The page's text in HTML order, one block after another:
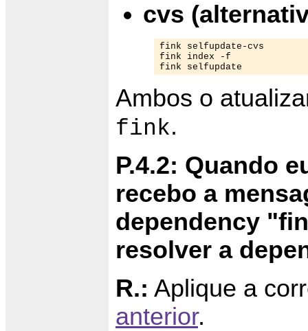
cvs
fink selfupdate-cvs
fink index -f
fink selfupdate
Ambos o
fink.
P.4.2: Quando
recebo a
dependency
resolver a
R.: Aplique a
anterior.